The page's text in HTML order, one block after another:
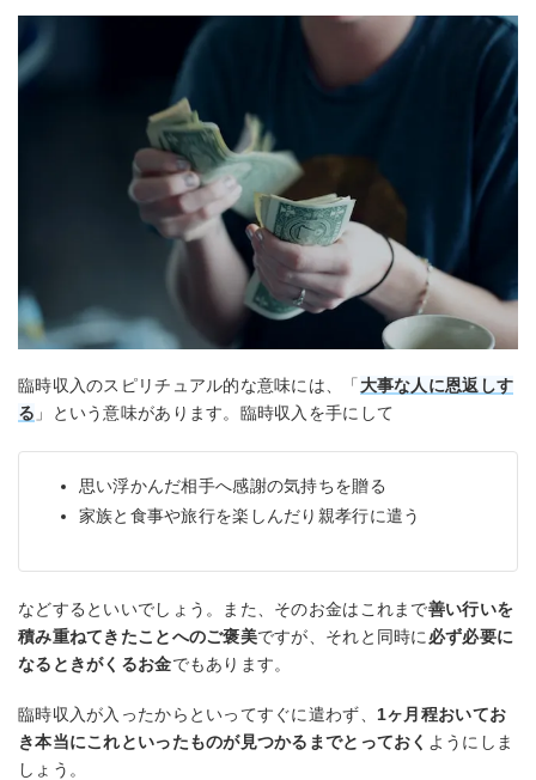
臨時収入のスピリチュアル的な意味には、「 大事な人に恩返しす
る 」という意味があります。臨時収入を手にして
思い浮かんだ相手へ感謝の気持ちを贈る
家族と食事や旅行を楽しんだり親孝行に遣う
などするといいでしょう。また、そのお金はこれまで善い行いを
積み重ねてきたことへのご褒美ですが、それと同時に 必ず必要に
なるときがくるお金でもあります。
臨時収入が入ったからといってすぐに遣わず、 1ヶ月程おいてお
き本当にこれといったものが見つかるまでとっておく ようにしま
しょう。